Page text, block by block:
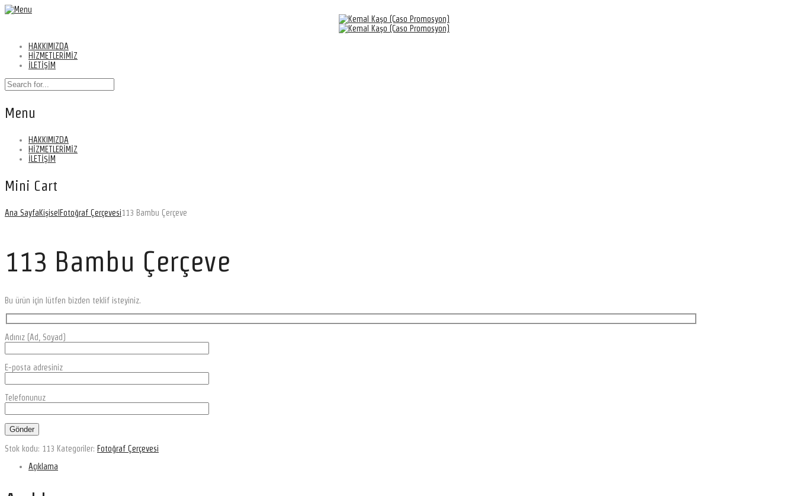
HAKKIMIZDA
HİZMETLERİMİZ
İLETİŞİM
Menu
HAKKIMIZDA
HİZMETLERİMİZ
İLETİŞİM
Mini Cart
Ana SayfaKişisel Fotoğraf Çerçevesi113 Bambu Çerçeve
113 Bambu Çerçeve
Bu ürün için lütfen bizden teklif isteyiniz.
Adınız (Ad, Soyad)
E-posta adresiniz
Telefonunuz
Stok kodu: 113 Kategoriler: Fotoğraf Çerçevesi
Açıklama